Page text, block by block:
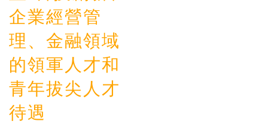
企業經營管
理、金融領域
的領軍人才和
青年拔尖人才
待遇